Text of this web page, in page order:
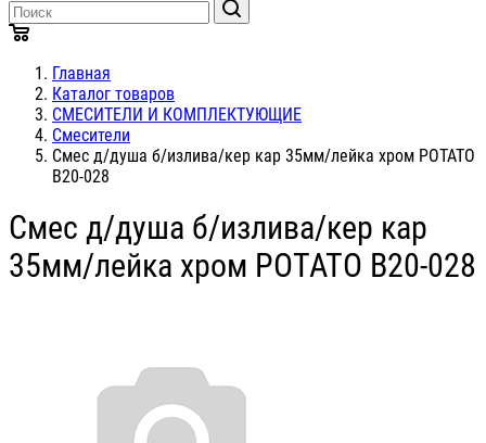
Главная
Каталог товаров
СМЕСИТЕЛИ И КОМПЛЕКТУЮЩИЕ
Смесители
Смес д/душа б/излива/кер кар 35мм/лейка хром POTATO
B20-028
Смес д/душа б/излива/кер кар
35мм/лейка хром POTATO B20-028